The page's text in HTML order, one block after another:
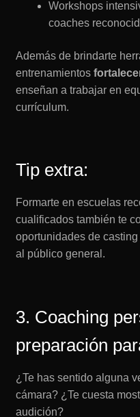
Workshops
coaches
Además de brindarte
entrenamientos
enseñan a trabajar en
currículum.
Tip extra:
Formarte en escuelas
cualificados también te
oportunidades de
al público general.
3. Coaching
preparación
¿Te has sentido alguna
cámara? ¿Te cuesta
audición?